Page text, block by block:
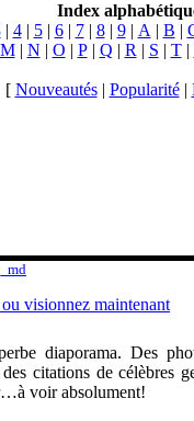
Index
| 4| 5| 6| 7| 8| 9| A | B |
M| N | O | P| Q | R | S | T|
[ Nouveautés| Popularité|
visionnez maintenant
diaporama. Des
citations de célèbres
voir absolument!